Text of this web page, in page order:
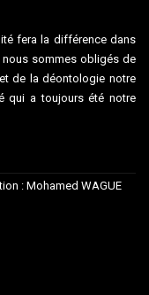
fera la différence dans
nous sommes obligés de
de la déontologie notre
qui a toujours été notre
: Mohamed WAGUE